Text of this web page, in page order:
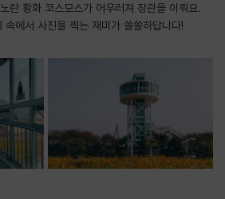
란 황화 코스모스가 어우러져 장관을 이뤄요.
속에서 사진을 찍는 재미가 쏠쏠하답니다!